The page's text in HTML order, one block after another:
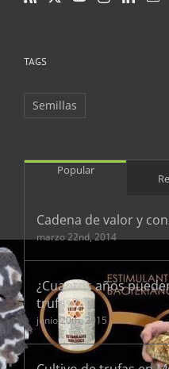
TAGS
Semillas
Popular
Cadena de valor y
marzo 22nd, 2014
¿Cuantos años
trufas?
junio 20th, 2015